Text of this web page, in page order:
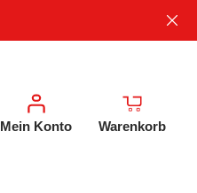
Mein Konto Warenkorb